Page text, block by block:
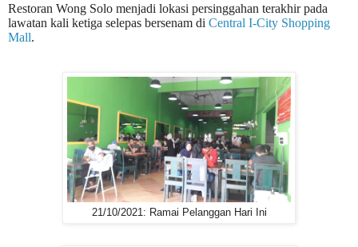
Restoran Wong Solo menjadi lokasi persinggahan terakhir pada
lawatan kali ketiga selepas bersenam di Central I-City Shopping
Mall.
21/10/2021: Ramai Pelanggan Hari Ini